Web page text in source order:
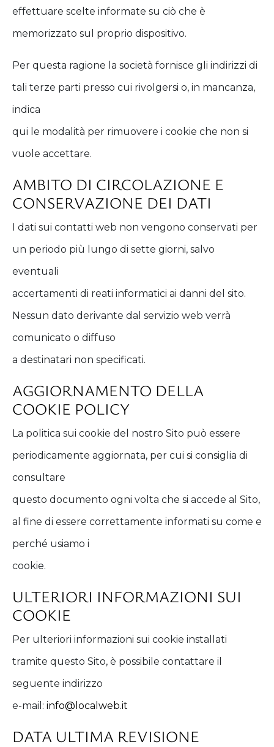
effettuare scelte informate su ciò che è
memorizzato sul proprio dispositivo.
Per questa ragione la società fornisce gli indirizzi di
tali terze parti presso cui rivolgersi o, in mancanza,
indica
qui le modalità per rimuovere i cookie che non si
vuole accettare.
AMBITO DI CIRCOLAZIONE E
CONSERVAZIONE DEI DATI
I dati sui contatti web non vengono conservati per
un periodo più lungo di sette giorni, salvo
eventuali
accertamenti di reati informatici ai danni del sito.
Nessun dato derivante dal servizio web verrà
comunicato o diffuso
a destinatari non specificati.
AGGIORNAMENTO DELLA
COOKIE POLICY
La politica sui cookie del nostro Sito può essere
periodicamente aggiornata, per cui si consiglia di
consultare
questo documento ogni volta che si accede al Sito,
al fine di essere correttamente informati su come e
perché usiamo i
cookie.
ULTERIORI INFORMAZIONI SUI
COOKIE
Per ulteriori informazioni sui cookie installati
tramite questo Sito, è possibile contattare il
seguente indirizzo
e-mail: info@localweb.it
DATA ULTIMA REVISIONE